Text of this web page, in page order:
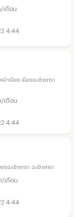
/เดือน
4:44
าเมือง เมืองฉะเชิงเทรา
/เดือน
4:44
ฉะเชิงเทรา ฉะเชิงเทรา
/เดือน
4:44